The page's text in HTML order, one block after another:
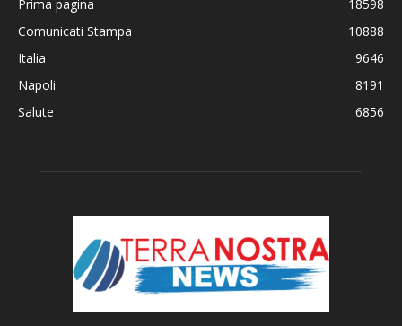
Prima pagina
18598
Comunicati Stampa
10888
Italia
9646
Napoli
8191
Salute
6856